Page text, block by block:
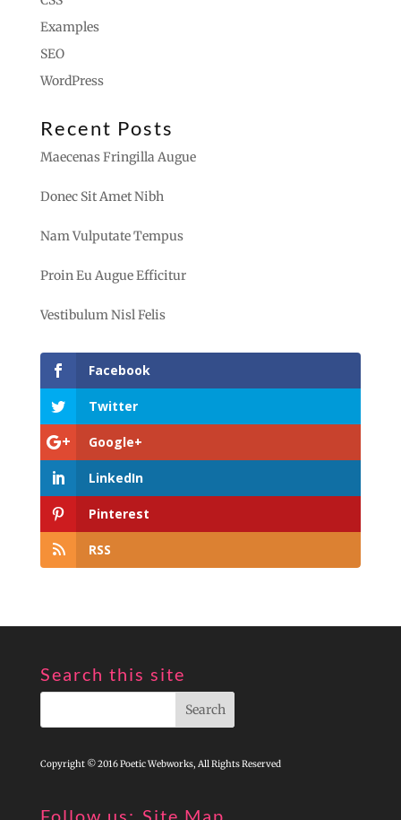
Examples
SEO
WordPress
Recent Posts
Maecenas Fringilla Augue
Donec Sit Amet Nibh
Nam Vulputate Tempus
Proin Eu Augue Efficitur
Vestibulum Nisl Felis
Facebook
Twitter
Google+
LinkedIn
Pinterest
RSS
Search this site
Copyright © 2016 Poetic Webworks, All Rights Reserved